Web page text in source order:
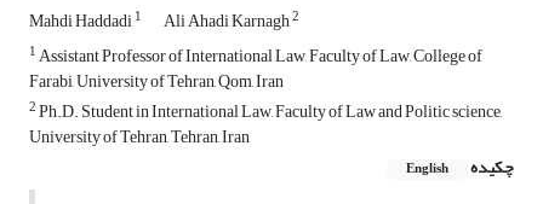
Mahdi Haddadi1 Ali Ahadi Karnagh2
1Assistant Professor of International Law, Faculty of Law, College of
Farabi, University of Tehran, Qom, Iran
2Ph.D. Student in International Law, Faculty of Law and Politic science,
University of Tehran, Tehran, Iran
چکیده
English